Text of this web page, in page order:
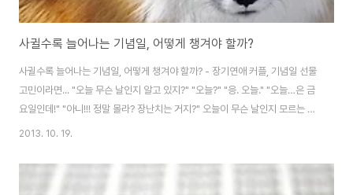
사귈수록 늘어나는 기념일, 어떻게 챙겨야 할까?
사귈수록 늘어나는 기념일, 어떻게 챙겨야 할까? - 장기연애 커플, 기념일 선물
고민이라면... "오늘 무슨 날인지 알고 있지?" "오늘?" "응. 오늘." "오늘…은 금
요일인데!" "아니!!! 정말 몰라? 장난치는 거지?" 오늘이 무슨 날인지 모르는 것
같은 남자친구의 반응에 적잖은 충격을 받은 저는 꽤나 씩씩거렸습니다. 일단,
인지 만나서도 꽤나 당당한 남자친구. 그런 당당한 남자친구의 모습에 900일
2013. 10. 19.